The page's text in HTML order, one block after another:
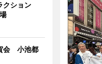
クション
会 小池都